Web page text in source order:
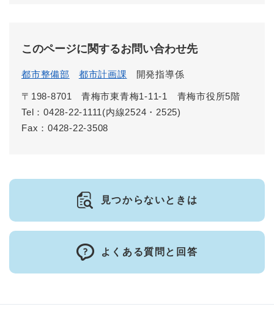
このページに関するお問い合わせ先
都市整備部 都市計画課 開発指導係
〒198-8701
青梅市東青梅1-11-1 青梅市役所5階
Tel：0428-22-1111(内線2524・2525)
Fax：0428-22-3508
見つからないときは
よくある質問と回答